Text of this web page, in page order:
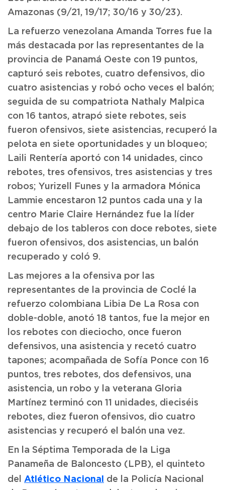
Amazonas (9/21, 19/17; 30/16 y 30/23).
La refuerzo venezolana Amanda Torres fue la
más destacada por las representantes de la
provincia de Panamá Oeste con 19 puntos,
capturó seis rebotes, cuatro defensivos, dio
cuatro asistencias y robó ocho veces el balón;
seguida de su compatriota Nathaly Malpica
con 16 tantos, atrapó siete rebotes, seis
fueron ofensivos, siete asistencias, recuperó la
pelota en siete oportunidades y un bloqueo;
Laili Rentería aportó con 14 unidades, cinco
rebotes, tres ofensivos, tres asistencias y tres
robos; Yurizell Funes y la armadora Mónica
Lammie encestaron 12 puntos cada una y la
centro Marie Claire Hernández fue la líder
debajo de los tableros con doce rebotes, siete
fueron ofensivos, dos asistencias, un balón
recuperado y coló 9.
Las mejores a la ofensiva por las
representantes de la provincia de Coclé la
refuerzo colombiana Libia De La Rosa con
doble-doble, anotó 18 tantos, fue la mejor en
los rebotes con dieciocho, once fueron
defensivos, una asistencia y recetó cuatro
tapones; acompañada de Sofía Ponce con 16
puntos, tres rebotes, dos defensivos, una
asistencia, un robo y la veterana Gloria
Martínez terminó con 11 unidades, dieciséis
rebotes, diez fueron ofensivos, dio cuatro
asistencias y recuperó el balón una vez.
En la Séptima Temporada de la Liga
Panameña de Baloncesto (LPB), el quinteto
del Atlético Nacional de la Policía Nacional